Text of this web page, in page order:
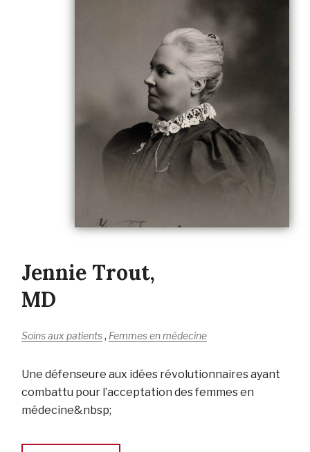
Jennie Trout,
MD
Soins aux patients, Femmes en médecine
Une défenseure aux idées révolutionnaires ayant
combattu pour l’acceptation des femmes en
médecine&nbsp;